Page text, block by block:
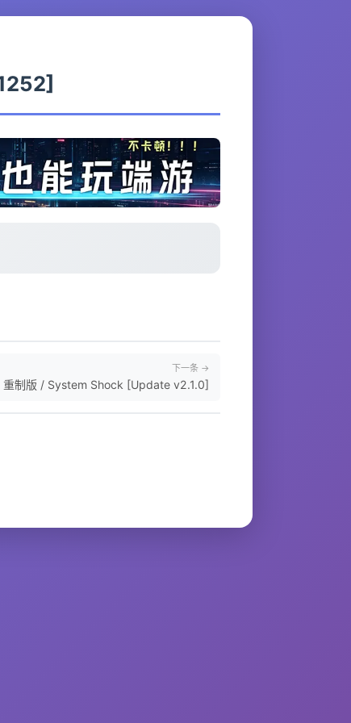
下一条 →
重制版 / System Shock [Update v2.1.0]